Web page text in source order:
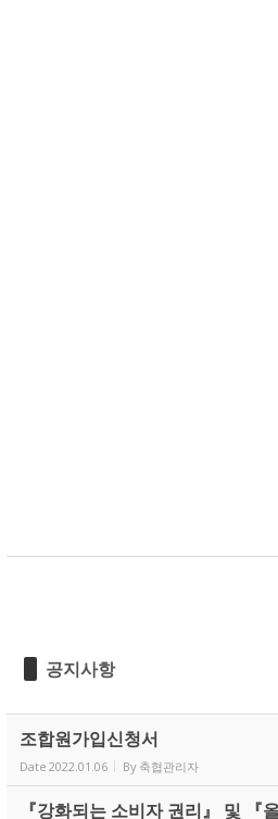
공지사항
조합원가입신청서
Date 2022.01.06 By 축협관리자
『강화되는 소비자 권리』 및 『